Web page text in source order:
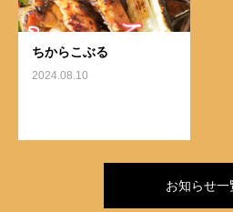
ちからこぶる
2024.08.10
お知らせ一